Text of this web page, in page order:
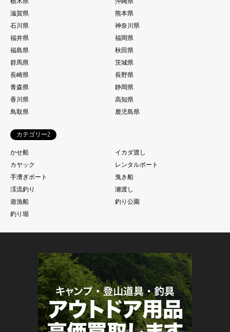
滋賀県
熊本県
石川県
神奈川県
福井県
福岡県
福島県
秋田県
群馬県
茨城県
長崎県
長野県
青森県
静岡県
香川県
高知県
鳥取県
鹿児島県
カテゴリー2
かせ船
イカダ渡し
カヤック
レンタルボート
手漕ぎボート
曳き船
渓流釣り
瀬渡し
遊漁船
釣り公園
釣り堀